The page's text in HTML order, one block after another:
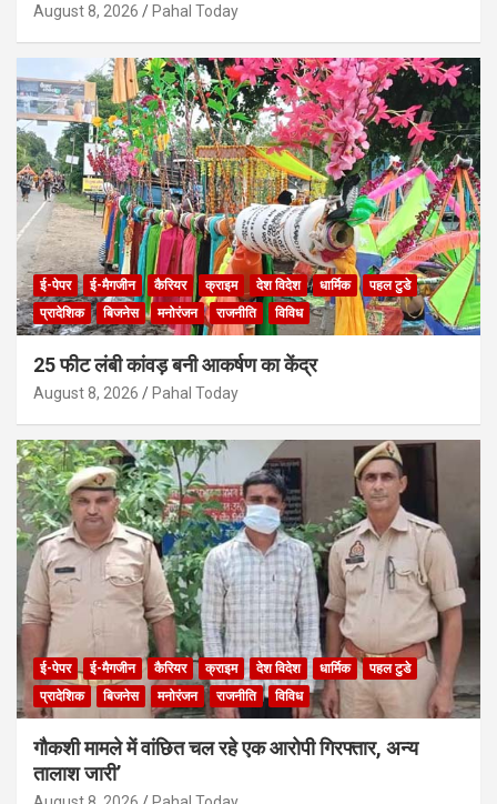
August 8, 2026 Pahal Today
ई-पेपर ई-मैगजीन कैरियर क्राइम देश विदेश धार्मिक
पहल टुडे
प्रादेशिक
बिजनेस मनोरंजन राजनीति विविध
25 फीट लंबी कांवड़ बनी आकर्षण का केंद्र
August 8, 2026 Pahal Today
ई-पेपर ई-मैगजीन कैरियर क्राइम देश विदेश धार्मिक
पहल टुडे
प्रादेशिक
बिजनेस मनोरंजन राजनीति विविध
गौकशी मामले में वांछित चल रहे एक आरोपी गिरफ्तार, अन्य
तालाश जारी’